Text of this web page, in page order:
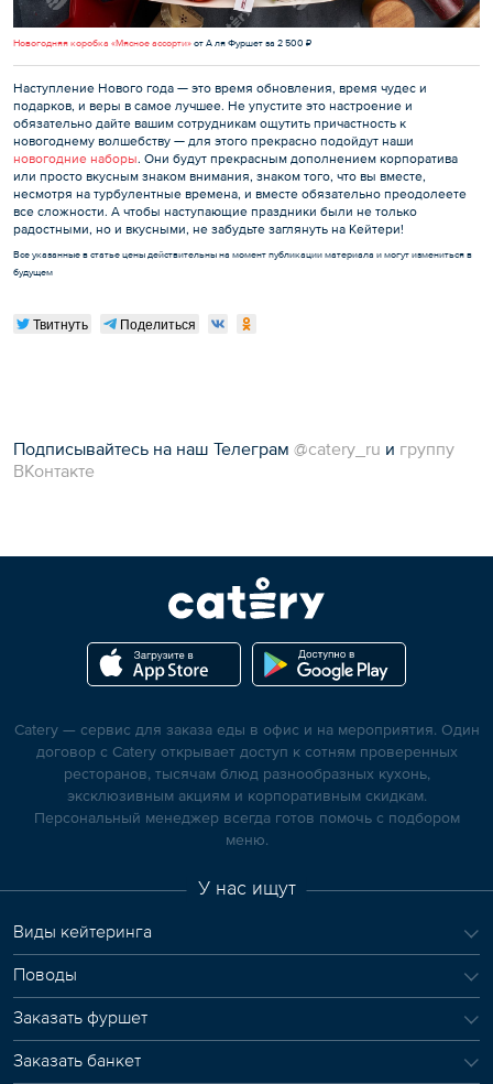
Новогодняя коробка «Мясное ассорти» от А ля Фуршет за 2 500 ₽
Наступление Нового года — это время обновления, время чудес и
подарков, и веры в самое лучшее. Не упустите это настроение и
обязательно дайте вашим сотрудникам ощутить причастность к
новогоднему волшебству — для этого прекрасно подойдут наши
новогодние наборы. Они будут прекрасным дополнением корпоратива
или просто вкусным знаком внимания, знаком того, что вы вместе,
несмотря на турбулентные времена, и вместе обязательно преодолеете
все сложности. А чтобы наступающие праздники были не только
радостными, но и вкусными, не забудьте заглянуть на Кейтери!
Все указанные в статье цены действительны на момент публикации материала и могут измениться в
будущем
Твитнуть Поделиться
Подписывайтесь на наш Телеграм @catery_ru и группу
ВКонтакте
Catery — сервис для заказа еды в офис и на мероприятия. Один
договор с Catery открывает доступ к сотням проверенных
ресторанов, тысячам блюд разнообразных кухонь,
эксклюзивным акциям и корпоративным скидкам.
Персональный менеджер всегда готов помочь с подбором
меню.
У нас ищут
Виды кейтеринга
Поводы
Заказать фуршет
Заказать банкет